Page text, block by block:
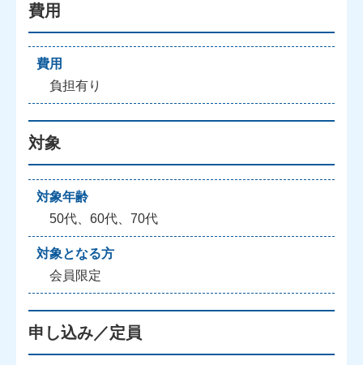
費用
費用
負担有り
対象
対象年齢
50代、60代、70代
対象となる方
会員限定
申し込み／定員